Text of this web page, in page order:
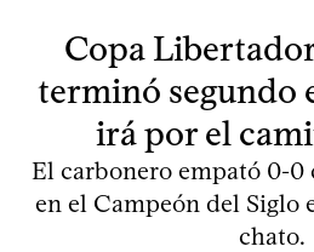
Copa
terminó segundo
irá por el
El carbonero empató 0-0
en el Campeón del Siglo
chato.